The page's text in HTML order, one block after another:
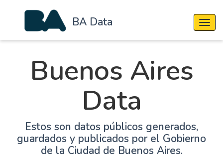
BA Data
Buenos Aires
Data
Estos son datos públicos generados,
guardados y publicados por el Gobierno
de la Ciudad de Buenos Aires.